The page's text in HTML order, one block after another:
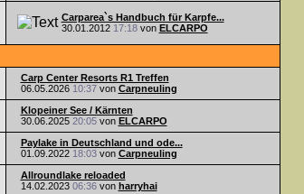
Carparea`s Handbuch für Karpfe...
30.01.2012 17:18von ELCARPO
Carp Center Resorts R1 Treffen
06.05.2026 10:37von Carpneuling
Klopeiner See / Kärnten
30.06.2025 20:05von ELCARPO
Paylake in Deutschland und ode...
01.09.2022 18:03von Carpneuling
Allroundlake reloaded
14.02.2023 06:36von harryhai